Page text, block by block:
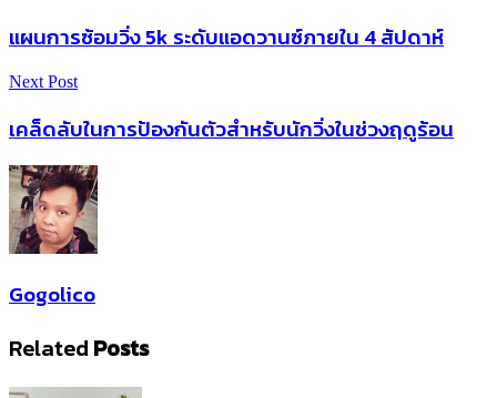
แผนการซ้อมวิ่ง 5k ระดับแอดวานซ์ภายใน 4 สัปดาห์
Next Post
เคล็ดลับในการป้องกันตัวสำหรับนักวิ่งในช่วงฤดูร้อน
Gogolico
Related Posts